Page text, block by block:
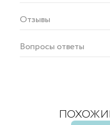
Отзывы
Вопросы ответы